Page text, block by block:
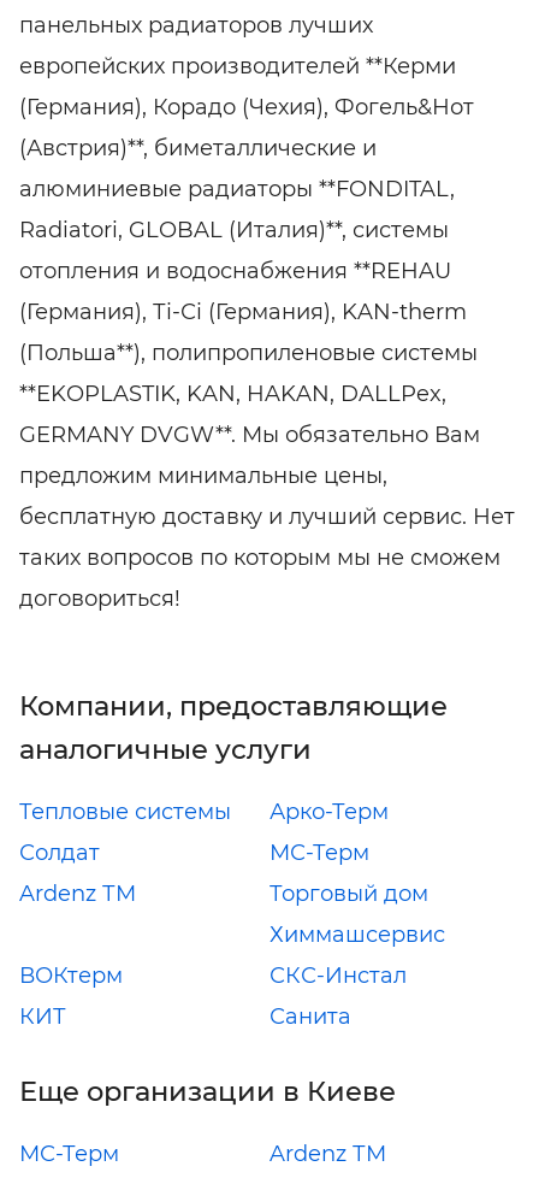
панельных радиаторов лучших
европейских производителей **Керми
(Германия), Корадо (Чехия), Фогель&Нот
(Австрия)**, биметаллические и
алюминиевые радиаторы **FONDITAL,
Radiatori, GLOBAL (Италия)**, системы
отопления и водоснабжения **REHAU
(Германия), Ті-Сі (Германия), KAN-therm
(Польша**), полипропиленовые системы
**EKOPLASTIK, KAN, HAKAN, DALLPex,
GERMANY DVGW**. Мы обязательно Вам
предложим минимальные цены,
бесплатную доставку и лучший сервис. Нет
таких вопросов по которым мы не сможем
договориться!
Компании, предоставляющие
аналогичные услуги
Тепловые системы
Арко-Терм
Солдат
МС-Терм
Ardenz ТМ
Торговый дом
Химмашсервис
ВОКтерм
СКС-Инстал
КИТ
Санита
Еще организации в Киеве
МС-Терм
Ardenz ТМ